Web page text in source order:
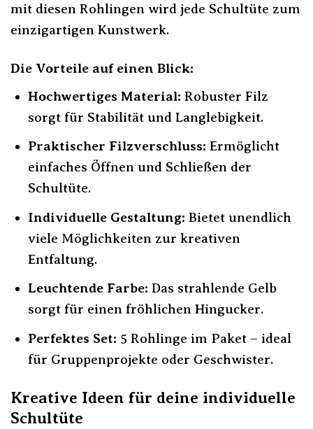
mit diesen Rohlingen wird jede Schultüte zum
einzigartigen Kunstwerk.
Die Vorteile auf einen Blick:
Hochwertiges Material: Robuster Filz
sorgt für Stabilität und Langlebigkeit.
Praktischer Filzverschluss: Ermöglicht
einfaches Öffnen und Schließen der
Schultüte.
Individuelle Gestaltung: Bietet unendlich
viele Möglichkeiten zur kreativen
Entfaltung.
Leuchtende Farbe: Das strahlende Gelb
sorgt für einen fröhlichen Hingucker.
Perfektes Set: 5 Rohlinge im Paket – ideal
für Gruppenprojekte oder Geschwister.
Kreative Ideen für deine individuelle
Schultüte